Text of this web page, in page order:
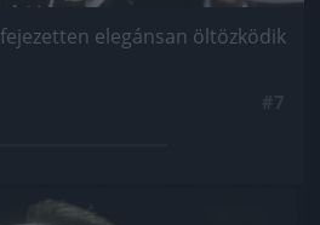
elegánsan öltözködik